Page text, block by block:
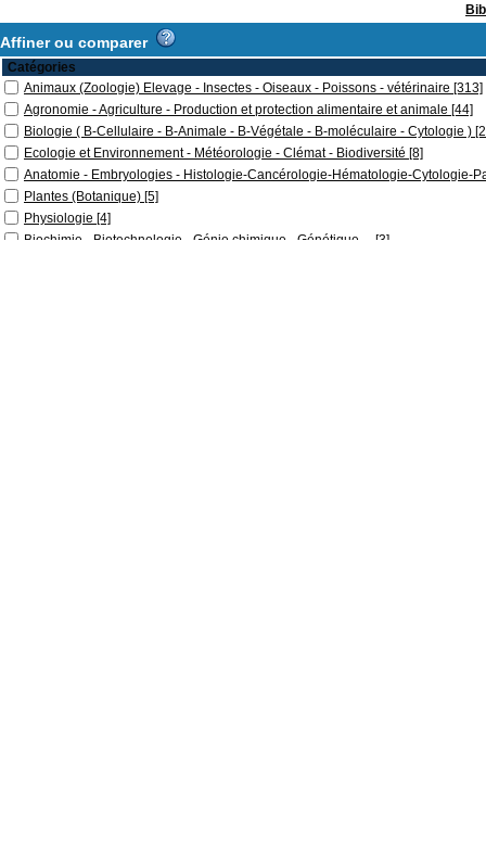
Affiner ou comparer
Catégories
Animaux (Zoologie) Elevage - Insectes - Oiseaux - Poissons - vétérinaire [313]
Agronomie - Agriculture - Production et protection alimentaire et animale [44]
Biologie ( B-Cellulaire - B-Animale - B-Végétale - B-moléculaire - Cytologie )
Ecologie et Environnement - Météorologie - Clémat - Biodiversité [8]
Anatomie - Embryologies - Histologie-Cancérologie-Hématologie-Cytologie-
Plantes (Botanique) [5]
Physiologie [4]
Biochimie - Biotechnologie - Génie chimique - Génétique ... [3]